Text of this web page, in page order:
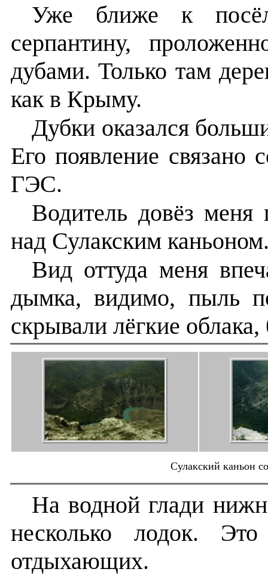
Уже ближе к
серпантину,
дубами. Только там
как в Крыму.
Дубки оказался
Его появление связано
ГЭС.
Водитель довёз
над Сулакским
Вид оттуда меня
дымка, видимо, пыль
скрывали лёгкие
Сулакский каньон
На водной глади
несколько лодок.
отдыхающих.